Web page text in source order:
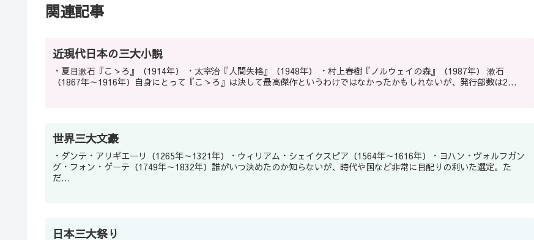
関連記事
近現代日本の三大小説
・夏目漱石『こゝろ』（1914年） ・太宰治『人間失格』（1948年） ・村上春樹『ノルウェイの森』（1987年） 漱石
（1867年～1916年）自身にとって『こゝろ』は決して最高傑作というわけではなかったかもしれないが、発行部数は2...
世界三大文豪
・ダンテ・アリギエーリ（1265年～1321年）・ウィリアム・シェイクスピア（1564年～1616年）・ヨハン・ヴォルフガン
グ・フォン・ゲーテ（1749年～1832年）誰がいつ決めたのか知らないが、時代や国など非常に目配りの利いた選定。た
だ...
日本三大祭り